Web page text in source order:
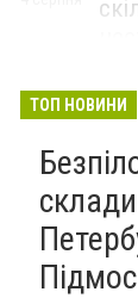
ТОП НОВИНИ